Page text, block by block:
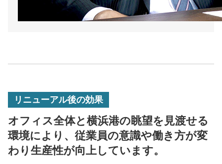
リニューアル後の効果
オフィス全体と横浜港の眺望を見渡せる
環境により、従業員の意識や働き方が変
わり生産性が向上しています。